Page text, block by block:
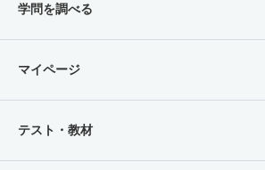
学問を調べる
マイページ
テスト・教材